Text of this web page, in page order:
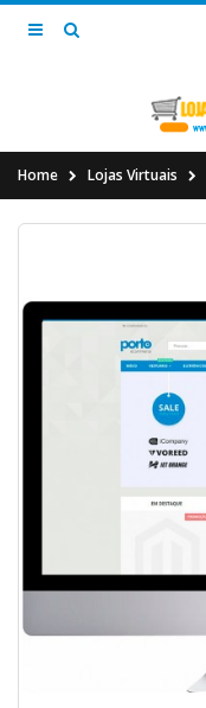
Home Lojas Virtuais